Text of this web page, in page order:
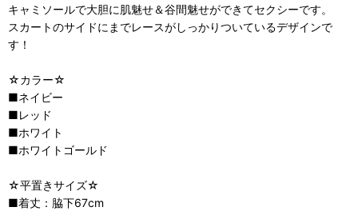
キャミソールで大胆に肌魅せ＆谷間魅せができてセクシーです。
スカートのサイドにまでレースがしっかりついているデザインで
す！
☆カラー☆
■ネイビー
■レッド
■ホワイト
■ホワイトゴールド
☆平置きサイズ☆
■着丈：脇下67cm